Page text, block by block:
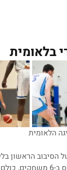
בלאומית
הלאומית
הסיבוב הראשון